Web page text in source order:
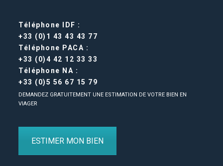
Téléphone IDF :
+33 (0)1 43 43 43 77
Téléphone PACA :
+33 (0)4 42 12 33 33
Téléphone NA :
+33 (0)5 56 67 15 79
DEMANDEZ GRATUITEMENT UNE ESTIMATION DE VOTRE BIEN EN
VIAGER
ESTIMER MON BIEN